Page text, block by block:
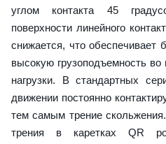
углом контакта 45
поверхности линейного
снижается, что
высокую грузоподъемность
нагрузки. В стандартных
движении постоянно
тем самым трение
трения в каретках QR